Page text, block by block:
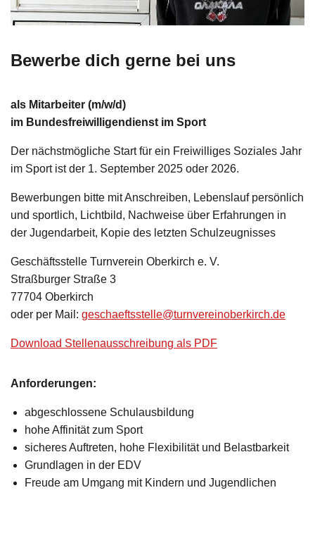
Bewerbe dich gerne bei uns
als Mitarbeiter (m/w/d)
im Bundesfreiwilligendienst im Sport
Der nächstmögliche Start für ein Freiwilliges Soziales Jahr
im Sport ist der 1. September 2025 oder 2026.
Bewerbungen bitte mit Anschreiben, Lebenslauf persönlich
und sportlich, Lichtbild, Nachweise über Erfahrungen in
der Jugendarbeit, Kopie des letzten Schulzeugnisses
Geschäftsstelle Turnverein Oberkirch e. V.
Straßburger Straße 3
77704 Oberkirch
oder per Mail: geschaeftsstelle@turnvereinoberkirch.de
Download Stellenausschreibung als PDF
Anforderungen:
abgeschlossene Schulausbildung
hohe Affinität zum Sport
sicheres Auftreten, hohe Flexibilität und Belastbarkeit
Grundlagen in der EDV
Freude am Umgang mit Kindern und Jugendlichen